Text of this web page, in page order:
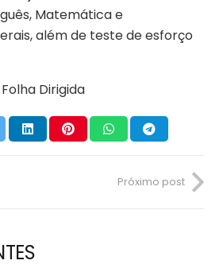
Matemática e
além de teste de esforço
Dirigida
Próximo post